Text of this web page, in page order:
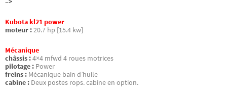
–>
Kubota kl21 power
moteur :20.7 hp [15.4 kw]
Mécanique
châssis :4×4 mfwd 4 roues motrices
pilotage : Power
freins : Mécanique bain d’huile
cabine : Deux postes rops. cabine en option.